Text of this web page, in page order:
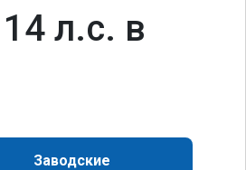
л.с. в
Заводские